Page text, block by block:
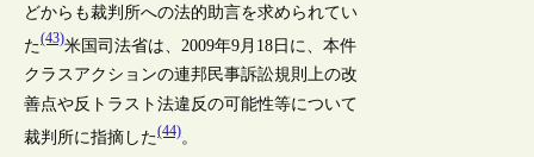
どからも裁判所への法的助言を求められてい
た(43)米国司法省は、2009年9月18日に、本件
クラスアクションの連邦民事訴訟規則上の改
善点や反トラスト法違反の可能性等について
裁判所に指摘した(44)。